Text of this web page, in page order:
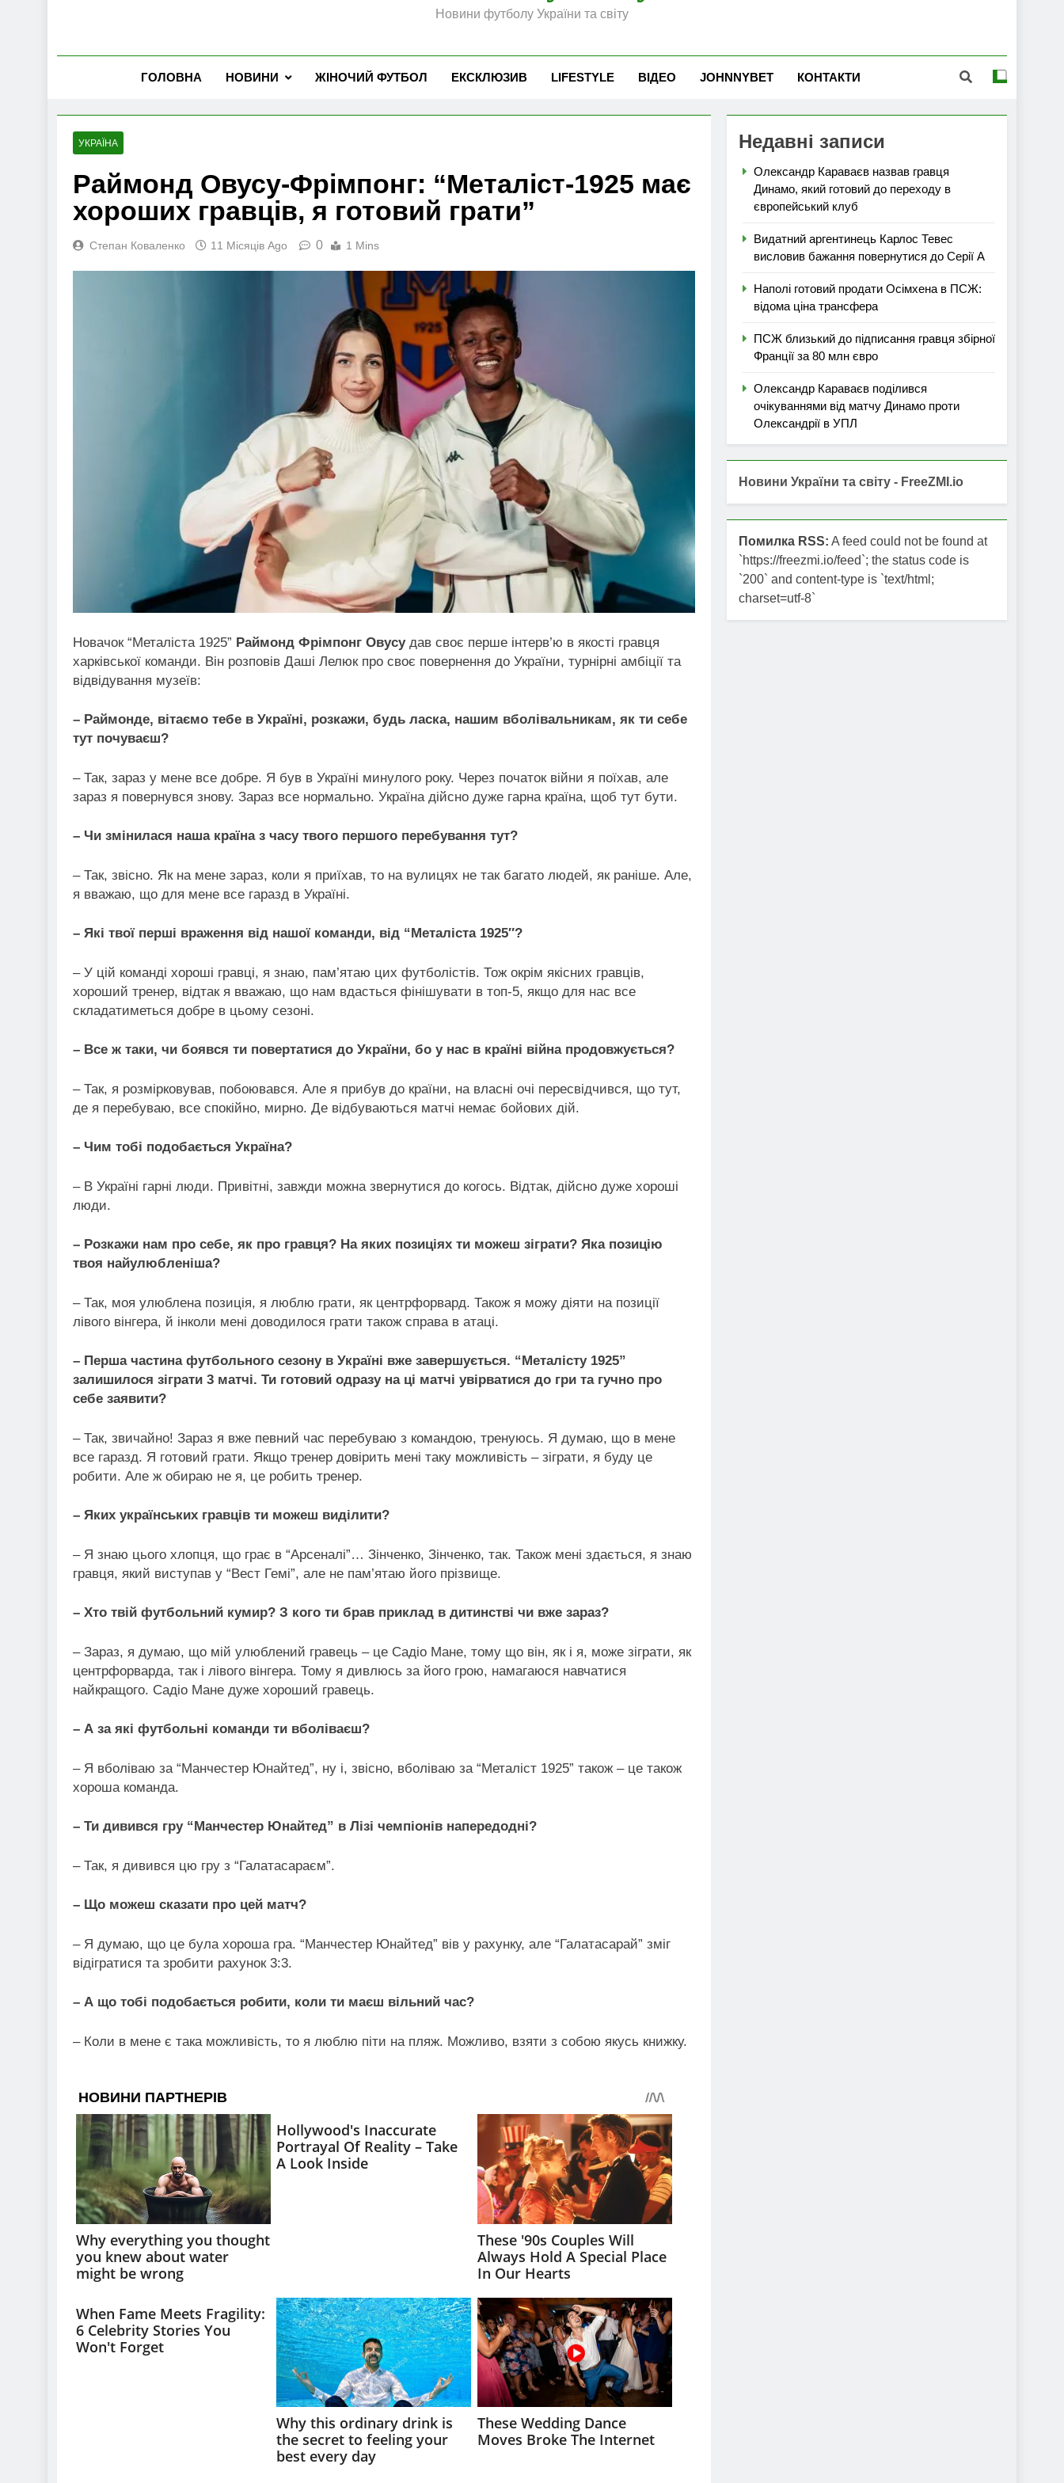
Новини футболу України та світу
ГОЛОВНА НОВИНИ ЖІНОЧИЙ ФУТБОЛ ЕКСКЛЮЗИВ LIFESTYLE ВІДЕО JOHNNYBET КОНТАКТИ
УКРАЇНА
Раймонд Овусу-Фрімпонг: “Металіст-1925 має
хороших гравців, я готовий грати”
Степан Коваленко 11 Місяців Ago 0 1 Mins
Новачок “Металіста 1925” Раймонд Фрімпонг Овусудав своє перше інтерв’ю в якості гравця
харківської команди. Він розповів Даші Лелюк про своє повернення до України, турнірні амбіції та
відвідування музеїв:
– Раймонде, вітаємо тебе в Україні, розкажи, будь ласка, нашим вболівальникам, як ти себе
тут почуваєш?
– Так, зараз у мене все добре. Я був в Україні минулого року. Через початок війни я поїхав, але
зараз я повернувся знову. Зараз все нормально. Україна дійсно дуже гарна країна, щоб тут бути.
– Чи змінилася наша країна з часу твого першого перебування тут?
– Так, звісно. Як на мене зараз, коли я приїхав, то на вулицях не так багато людей, як раніше. Але,
я вважаю, що для мене все гаразд в Україні.
– Які твої перші враження від нашої команди, від “Металіста 1925″?
– У цій команді хороші гравці, я знаю, пам’ятаю цих футболістів. Тож окрім якісних гравців,
хороший тренер, відтак я вважаю, що нам вдасться фінішувати в топ-5, якщо для нас все
складатиметься добре в цьому сезоні.
– Все ж таки, чи боявся ти повертатися до України, бо у нас в країні війна продовжується?
– Так, я розмірковував, побоювався. Але я прибув до країни, на власні очі пересвідчився, що тут,
де я перебуваю, все спокійно, мирно. Де відбуваються матчі немає бойових дій.
– Чим тобі подобається Україна?
– В Україні гарні люди. Привітні, завжди можна звернутися до когось. Відтак, дійсно дуже хороші
люди.
– Розкажи нам про себе, як про гравця? На яких позиціях ти можеш зіграти? Яка позицію
твоя найулюбленіша?
– Так, моя улюблена позиція, я люблю грати, як центрфорвард. Також я можу діяти на позиції
лівого вінгера, й інколи мені доводилося грати також справа в атаці.
– Перша частина футбольного сезону в Україні вже завершується. “Металісту 1925”
залишилося зіграти 3 матчі. Ти готовий одразу на ці матчі увірватися до гри та гучно про
себе заявити?
– Так, звичайно! Зараз я вже певний час перебуваю з командою, тренуюсь. Я думаю, що в мене
все гаразд. Я готовий грати. Якщо тренер довірить мені таку можливість – зіграти, я буду це
робити. Але ж обираю не я, це робить тренер.
– Яких українських гравців ти можеш виділити?
– Я знаю цього хлопця, що грає в “Арсеналі”… Зінченко, Зінченко, так. Також мені здається, я знаю
гравця, який виступав у “Вест Гемі”, але не пам’ятаю його прізвище.
– Хто твій футбольний кумир? З кого ти брав приклад в дитинстві чи вже зараз?
– Зараз, я думаю, що мій улюблений гравець – це Садіо Мане, тому що він, як і я, може зіграти, як
центрфорварда, так і лівого вінгера. Тому я дивлюсь за його грою, намагаюся навчатися
найкращого. Садіо Мане дуже хороший гравець.
– А за які футбольні команди ти вболіваєш?
– Я вболіваю за “Манчестер Юнайтед”, ну і, звісно, вболіваю за “Металіст 1925” також – це також
хороша команда.
– Ти дивився гру “Манчестер Юнайтед” в Лізі чемпіонів напередодні?
– Так, я дивився цю гру з “Галатасараєм”.
– Що можеш сказати про цей матч?
– Я думаю, що це була хороша гра. “Манчестер Юнайтед” вів у рахунку, але “Галатасарай” зміг
відігратися та зробити рахунок 3:3.
– А що тобі подобається робити, коли ти маєш вільний час?
– Коли в мене є така можливість, то я люблю піти на пляж. Можливо, взяти з собою якусь книжку.
Недавні записи
Олександр Караваєв назвав гравця
Динамо, який готовий до переходу в
європейський клуб
Видатний аргентинець Карлос Тевес
висловив бажання повернутися до Серії А
Наполі готовий продати Осімхена в ПСЖ:
відома ціна трансфера
ПСЖ близький до підписання гравця збірної
Франції за 80 млн євро
Олександр Караваєв поділився
очікуваннями від матчу Динамо проти
Олександрії в УПЛ
Новини України та світу - FreeZMI.io
Помилка RSS: A feed could not be found at
`https://freezmi.io/feed`; the status code is
`200` and content-type is `text/html;
charset=utf-8`